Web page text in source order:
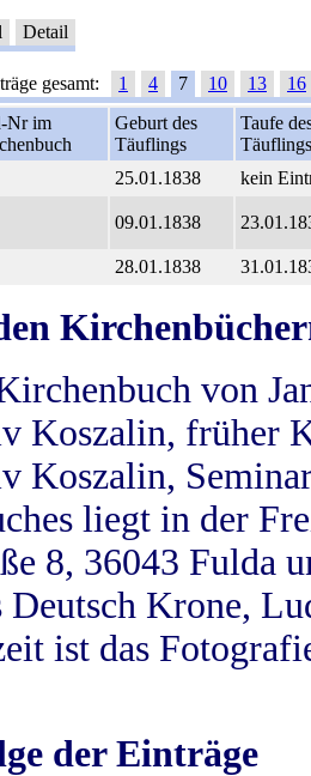
Detail
gesamt: 1 4 7 10 13
16
Nr im
Geburt des
Täuflings
Taufe
Täuflings
25.01.1838 kein
09.01.1838
28.01.1838
von
Koszalin, früher
Koszalin,
liegt in der
8, 36043 Fulda
Deutsch Krone,
ist das
der Einträge